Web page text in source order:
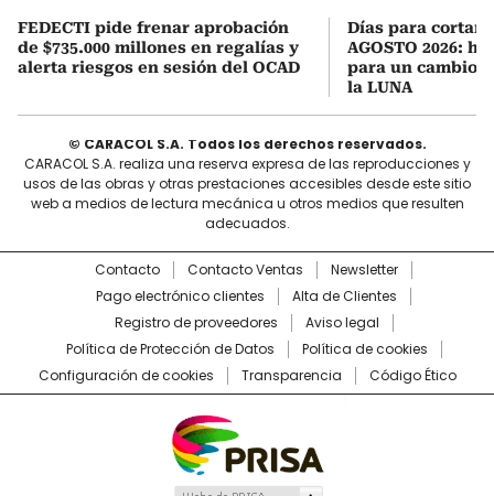
FEDECTI pide frenar aprobación
de $735.000 millones en regalías y
alerta riesgos en sesión del OCAD
Días para
AGOSTO 2026:
para un cambio
la LUNA
© CARACOL S.A. Todos los derechos reservados.
CARACOL S.A. realiza una reserva expresa de las reproducciones y
usos de las obras y otras prestaciones accesibles desde este sitio
web a medios de lectura mecánica u otros medios que resulten
adecuados.
Contacto Contacto Ventas
Newsletter
Pago electrónico clientes
Alta de Clientes
Registro de proveedores
Aviso legal
Política de Protección de Datos
Política de cookies
Configuración de cookies
Transparencia Código Ético